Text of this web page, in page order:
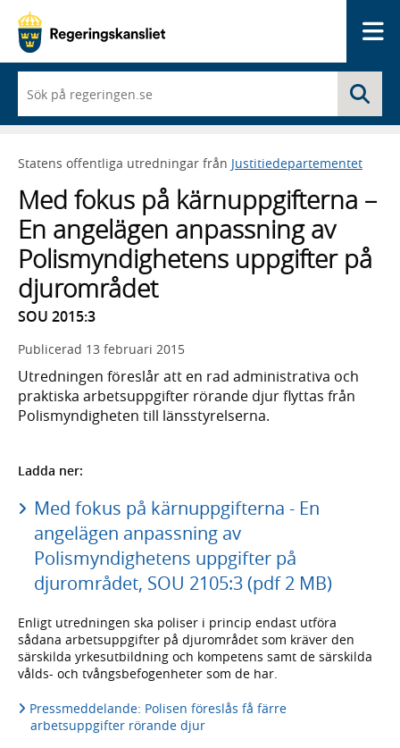
du
börjar
skriva
framträder
lista
med
sökförslag
Statens offentliga utredningar från Justitiedepartementet
Med fokus på kärnuppgifterna –
En angelägen anpassning av
Polismyndighetens uppgifter på
djurområdet
SOU 2015:3
Publicerad 13 februari 2015
Utredningen föreslår att en rad administrativa och
praktiska arbetsuppgifter rörande djur flyttas från
Polismyndigheten till länsstyrelserna.
Ladda ner:
Med fokus på kärnuppgifterna - En
angelägen anpassning av
Polismyndighetens uppgifter på
djurområdet, SOU 2105:3 (pdf 2 MB)
Enligt utredningen ska poliser i princip endast utföra
sådana arbetsuppgifter på djurområdet som kräver den
särskilda yrkesutbildning och kompetens samt de särskilda
vålds- och tvångsbefogenheter som de har.
Pressmeddelande: Polisen föreslås få färre
arbetsuppgifter rörande djur